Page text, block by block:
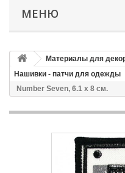
МЕНЮ
Материалы для
Нашивки - патчи для одежды
Number Seven, 6.1 x 8 см.